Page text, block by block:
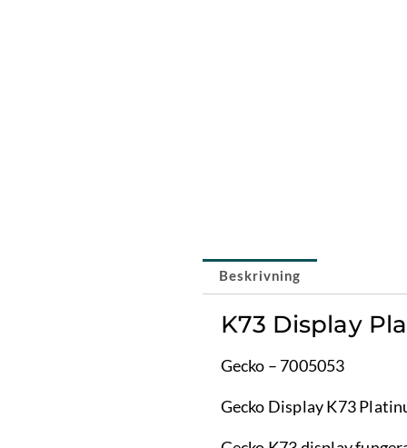
Beskrivning
K73 Display
Gecko – 7005053
Gecko Display K73